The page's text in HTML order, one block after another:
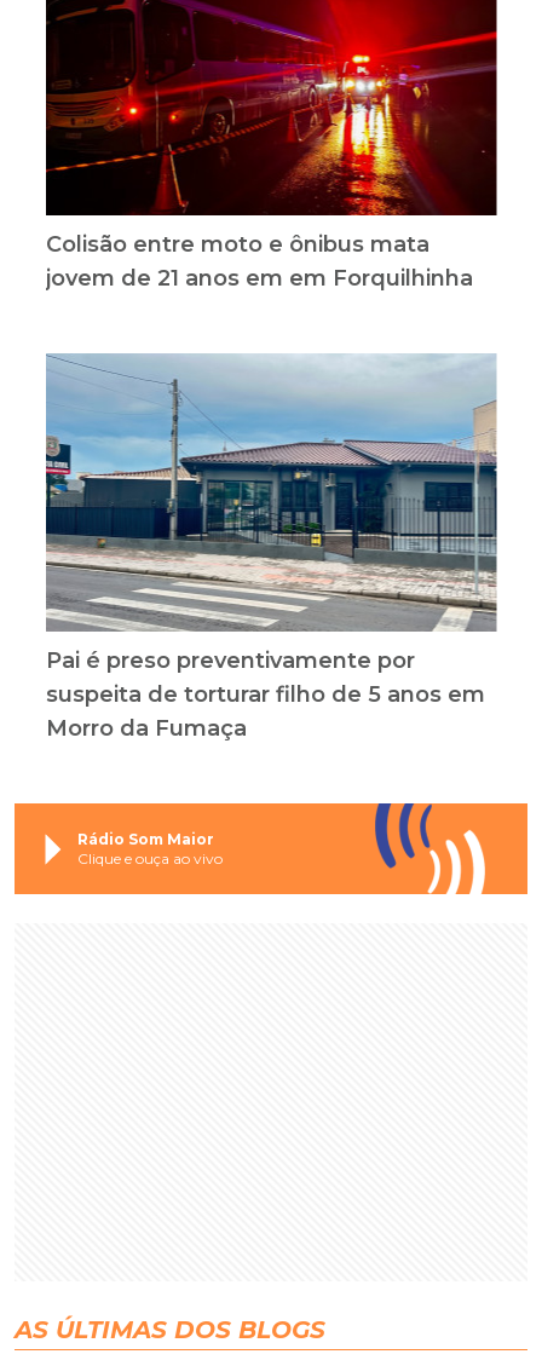
Colisão entre moto e ônibus mata
jovem de 21 anos em em Forquilhinha
Pai é preso preventivamente por
suspeita de torturar filho de 5 anos em
Morro da Fumaça
Rádio Som Maior
Clique e ouça ao vivo
AS ÚLTIMAS DOS BLOGS